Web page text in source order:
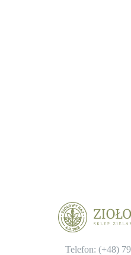
Telefon: (+48)